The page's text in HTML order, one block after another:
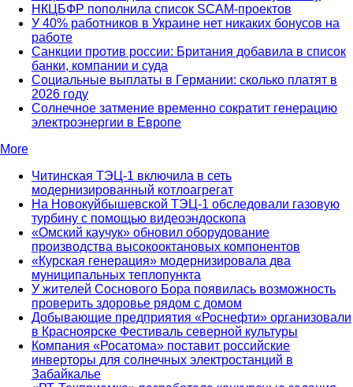
НКЦБФР пополнила список SCAM-проектов
У 40% работников в Украине нет никаких бонусов на
работе
Санкции против россии: Британия добавила в список
банки, компании и суда
Социальные выплаты в Германии: сколько платят в
2026 году
Солнечное затмение временно сократит генерацию
электроэнергии в Европе
More
Читинская ТЭЦ-1 включила в сеть
модернизированный котлоагрегат
На Новокуйбышевской ТЭЦ-1 обследовали газовую
турбину с помощью видеоэндоскопа
«Омский каучук» обновил оборудование
производства высокооктановых компонентов
«Курская генерация» модернизировала два
муниципальных теплопункта
У жителей Соснового Бора появилась возможность
проверить здоровье рядом с домом
Добывающие предприятия «Роснефти» организовали
в Красноярске Фестиваль северной культуры
Компания «Росатома» поставит российские
инверторы для солнечных электростанций в
Забайкалье